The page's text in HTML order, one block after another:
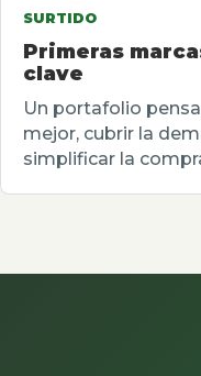
SURTIDO
Primeras
clave
Un portafolio
mejor, cubrir la
simplificar la